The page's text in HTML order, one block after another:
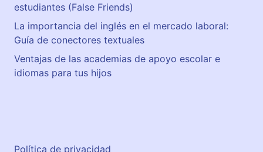
estudiantes (False Friends)
La importancia del inglés en el mercado laboral:
Guía de conectores textuales
Ventajas de las academias de apoyo escolar e
idiomas para tus hijos
Política de privacidad